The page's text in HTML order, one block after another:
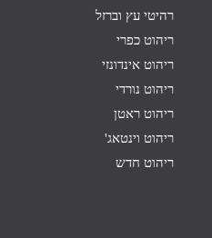
רהיטי עץ וברזל
ריהוט כפרי
ריהוט אינדונזי
ריהוט נורדי
ריהוט ראטן
ריהוט וינטאג'
ריהוט חדש